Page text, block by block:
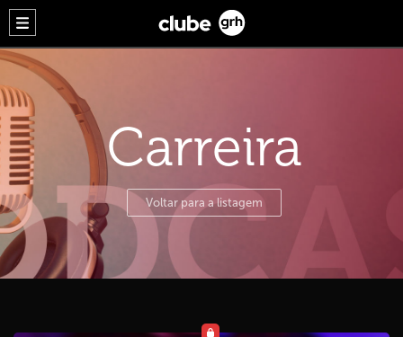
Carreira
Voltar para a listagem